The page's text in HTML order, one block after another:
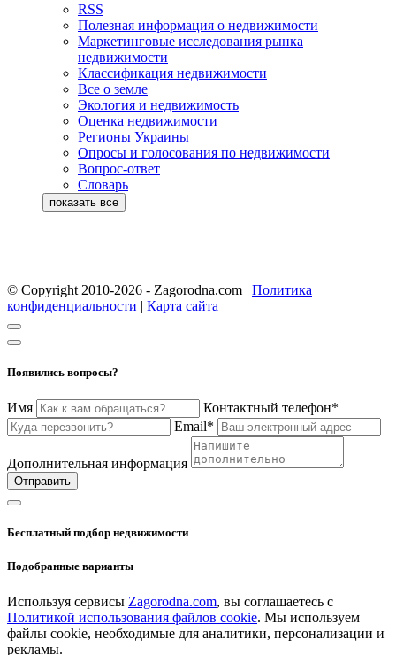
RSS
Полезная информация о недвижимости
Маркетинговые исследования рынка
недвижимости
Классификация недвижимости
Все о земле
Экология и недвижимость
Оценка недвижимости
Регионы Украины
Опросы и голосования по недвижимости
Вопрос-ответ
Словарь
© Copyright 2010-2026 - Zagorodna.com | Политика
конфиденциальности | Карта сайта
Появились вопросы?
Имя
Контактный телефон*
Email*
Дополнительная информация
Отправить
Бесплатный подбор недвижимости
Подобранные варианты
Используя сервисы Zagorodna.com, вы соглашаетесь с
Политикой использования файлов cookie. Мы используем
файлы cookie, необходимые для аналитики, персонализации и
рекламы.